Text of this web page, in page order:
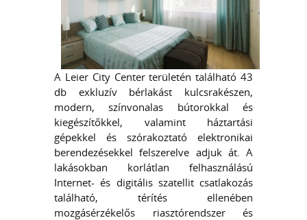
A Leier City Center területén található 43
db exkluzív bérlakást kulcsrakészen,
modern, színvonalas bútorokkal és
kiegészítőkkel, valamint háztartási
gépekkel és szórakoztató elektronikai
berendezésekkel felszerelve adjuk át. A
lakásokban korlátlan felhasználású
Internet- és digitális szatellit csatlakozás
található, térítés ellenében
mozgásérzékelős riasztórendszer és